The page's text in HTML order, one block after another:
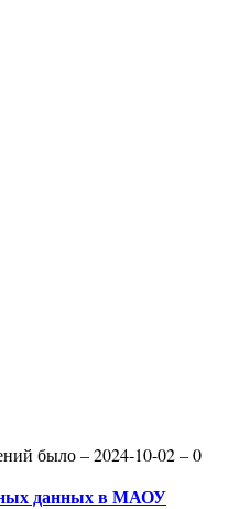
было – 2024-10-02 – 0
данныхв МАОУ